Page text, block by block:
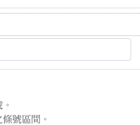
號區間。